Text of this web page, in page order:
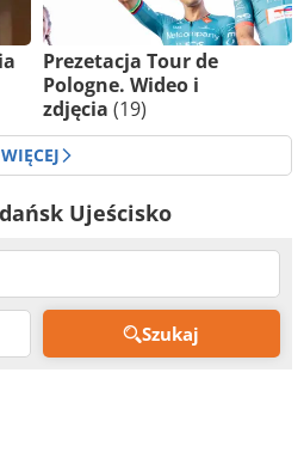
Prezetacja Tour de
Pologne. Wideo i
zdjęcia (19)
WIĘCEJ
Ujeścisko
Szukaj